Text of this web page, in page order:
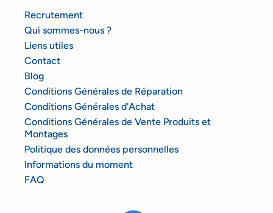
Recrutement
Qui sommes-nous ?
Liens utiles
Contact
Blog
Conditions Générales de Réparation
Conditions Générales d'Achat
Conditions Générales de Vente Produits et
Montages
Politique des données personnelles
Informations du moment
FAQ